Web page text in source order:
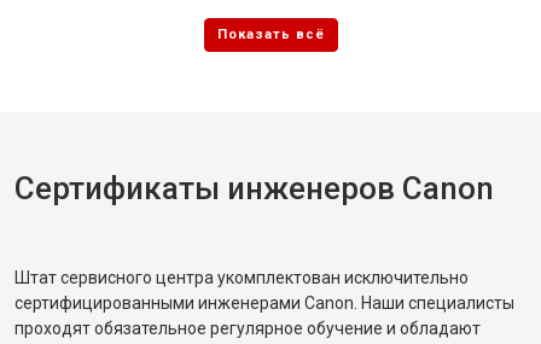
Сертификаты инженеров Canon
Штат сервисного центра укомплектован исключительно
сертифицированными инженерами Canon. Наши специалисты
проходят обязательное регулярное обучение и обладают